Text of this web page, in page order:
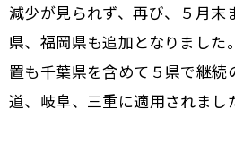
減少が見られず、再び、５月末
県、福岡県も追加となりました
置も千葉県を含めて５県で継続
道、岐阜、三重に適用されまし